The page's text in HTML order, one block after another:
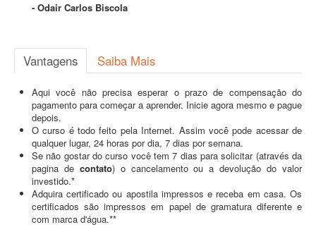
- Odair Carlos Biscola
Vantagens Saiba Mais
Aqui você não precisa esperar o prazo de compensação do
pagamento para começar a aprender. Inicie agora mesmo e pague
depois.
O curso é todo feito pela Internet. Assim você pode acessar de
qualquer lugar, 24 horas por dia, 7 dias por semana.
Se não gostar do curso você tem 7 dias para solicitar (através da
pagina de contato) o cancelamento ou a devolução do valor
investido.*
Adquira certificado ou apostila impressos e receba em casa. Os
certificados são impressos em papel de gramatura diferente e
com marca d'água.**